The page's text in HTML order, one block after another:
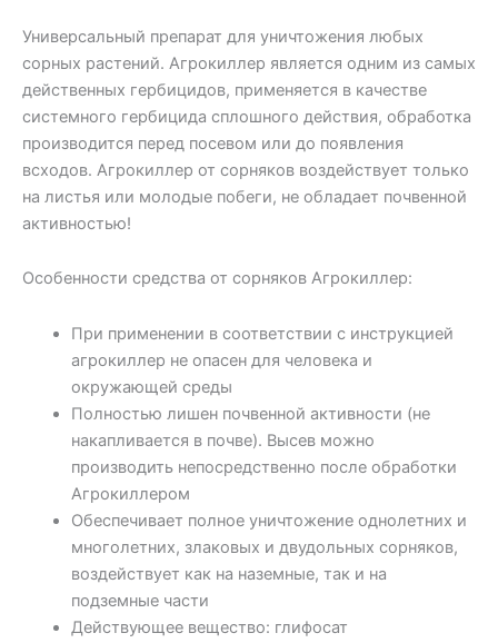
Универсальный препарат для уничтожения любых
сорных растений. Агрокиллер является одним из самых
действенных гербицидов, применяется в качестве
системного гербицида сплошного действия, обработка
производится перед посевом или до появления
всходов. Агрокиллер от сорняков воздействует только
на листья или молодые побеги, не обладает почвенной
активностью!
Особенности средства от сорняков Агрокиллер:
При применении в соответствии с инструкцией
агрокиллер не опасен для человека и
окружающей среды
Полностью лишен почвенной активности (не
накапливается в почве). Высев можно
производить непосредственно после обработки
Агрокиллером
Обеспечивает полное уничтожение однолетних и
многолетних, злаковых и двудольных сорняков,
воздействует как на наземные, так и на
подземные части
Действующее вещество: глифосат